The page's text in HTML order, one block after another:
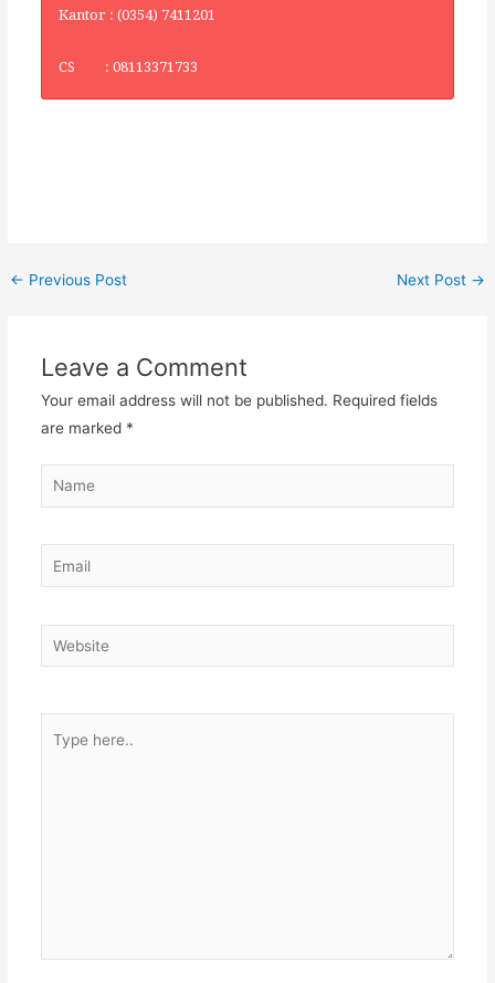
Kantor : (0354) 7411201
CS : 08113371733
← Previous Post Next Post →
Leave a Comment
Your email address will not be published. Required fields
are marked *
Name
Email
Website
here..